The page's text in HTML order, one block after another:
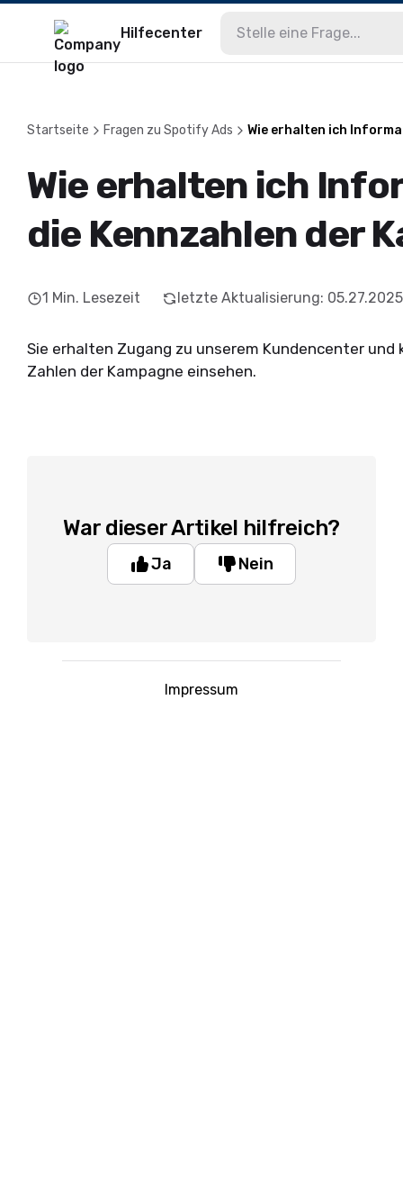
Hilfecenter
Startseite Fragen zu Spotify Ads Wie erhalten ich
Wie erhalten ich
die Kennzahlen der
1 Min. Lesezeit letzte Aktualisierung: 05.27.2025
Sie erhalten Zugang zu unserem Kundencenter
Zahlen der Kampagne einsehen.
War dieser Artikel hilfreich?
Ja Nein
Impressum